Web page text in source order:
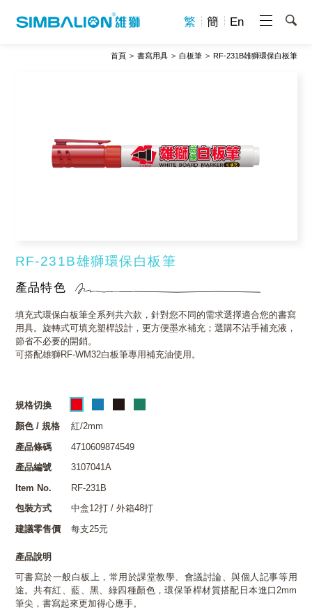
繁 簡 En
首頁 書寫用具 白板筆 RF-231B雄獅環保白板筆
RF-231B雄獅環保白板筆
產品特色
填充式環保白板筆全系列共六款，針對您不同的需求選擇適合您的書寫
用具。旋轉式可填充塑桿設計，更方便墨水補充；選購不沾手補充液，
節省不必要的開銷。
可搭配雄獅RF-WM32白板筆專用補充油使用。
規格切換
顏色 / 規格
紅/2mm
產品條碼
4710609874549
產品編號
3107041A
Item No.
RF-231B
包裝方式
中盒12打 / 外箱48打
建議零售價
每支25元
產品說明
可書寫於一般白板上，常用於課堂教學、會議討論、與個人記事等用
途。共有紅、藍、黑、綠四種顏色，環保筆桿材質搭配日本進口2mm
筆尖，書寫起來更加得心應手。